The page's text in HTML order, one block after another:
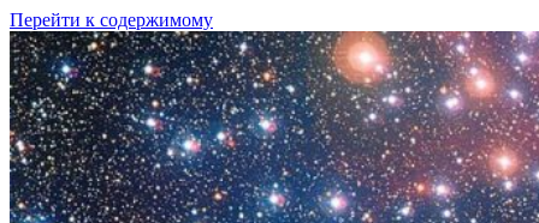
Перейти к содержимому